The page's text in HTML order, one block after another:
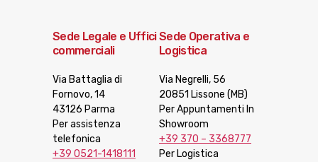
Sede Legale e Uffici
commerciali
Via Battaglia di
Fornovo, 14
43126 Parma
Per assistenza
telefonica
+39 0521-1418111
Sede Operativa e
Logistica
Via Negrelli, 56
20851 Lissone (MB)
Per Appuntamenti In
Showroom
+39 370 – 3368777
Per Logistica